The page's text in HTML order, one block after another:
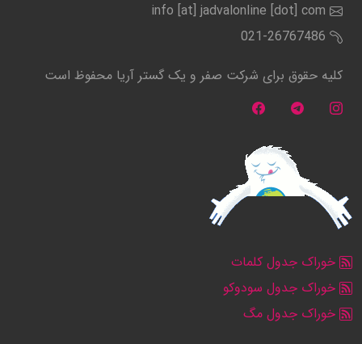
info [at] jadvalonline [dot] com
021-26767486
کلیه حقوق برای شرکت صفر و یک گستر آریا محفوظ است
خوراک جدول کلمات
خوراک جدول سودوکو
خوراک جدول مگ